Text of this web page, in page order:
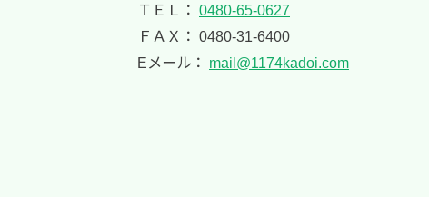
ＴＥＬ： 0480-65-0627
ＦＡＸ： 0480-31-6400
Eメール： mail@1174kadoi.com